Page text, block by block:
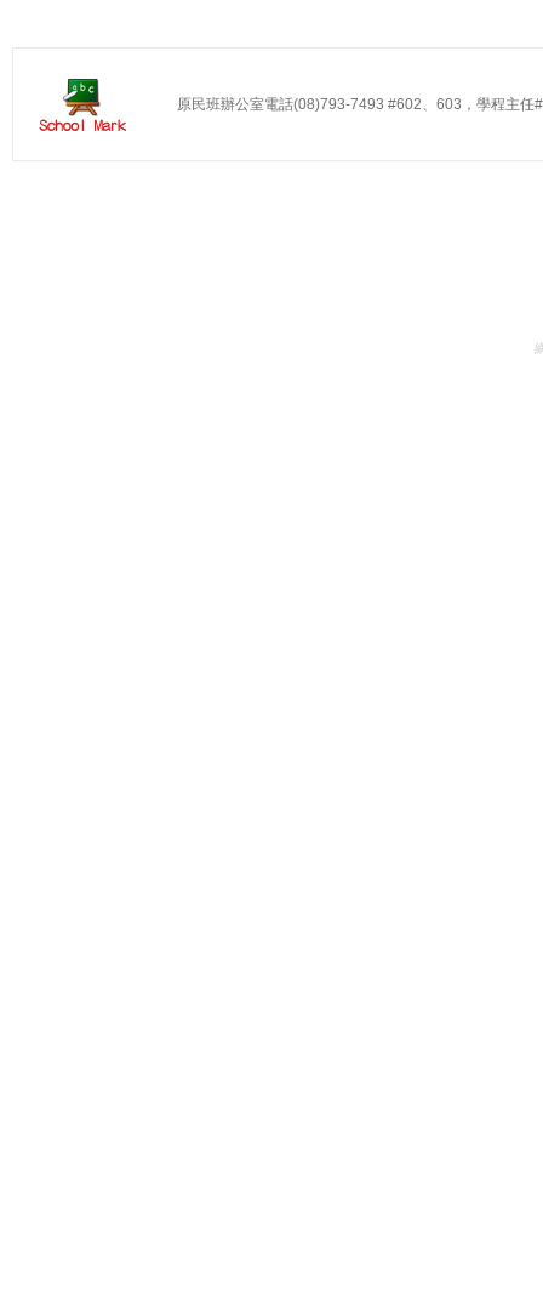
原民班辦公室電話(08)793-7493 #602、603，學程主